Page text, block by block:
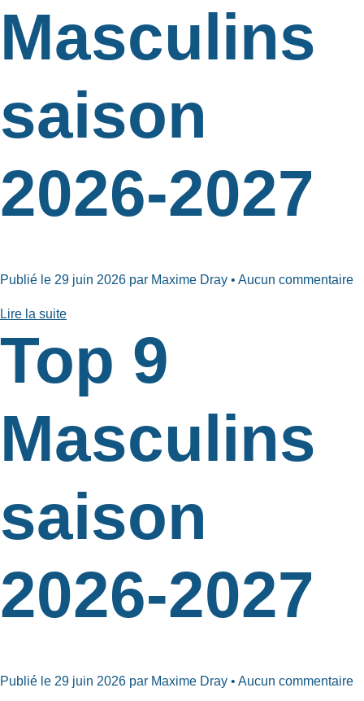
Masculins
saison
2026-2027
Publié le 29 juin 2026 par Maxime Dray • Aucun commentaire
Lire la suite
Top 9
Masculins
saison
2026-2027
Publié le 29 juin 2026 par Maxime Dray • Aucun commentaire